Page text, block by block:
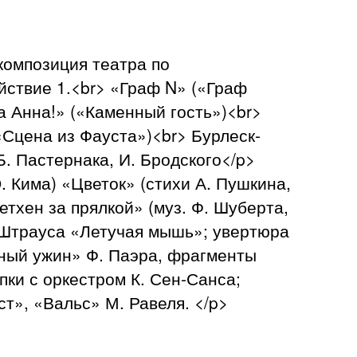
театра по
1.<br> «Граф N» («Граф
(«Каменный гость»)<br>
из Фауста»)<br> Бурлеск-
Пастернака, И. Бродского</p>
«Цветок» (стихи А. Пушкина,
за прялкой» (муз. Ф. Шуберта,
«Летучая мышь»; увертюра
ужин» Ф. Паэра, фрагменты
с оркестром К. Сен-Санса;
«Вальс» М. Равеля. </p>